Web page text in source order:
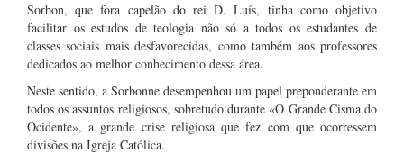
Sorbon, que fora capelão do rei D. Luís, tinha como objetivo
facilitar os estudos de teologia não só a todos os estudantes de
classes sociais mais desfavorecidas, como também aos professores
dedicados ao melhor conhecimento dessa área.
Neste sentido, a Sorbonne desempenhou um papel preponderante em
todos os assuntos religiosos, sobretudo durante «O Grande Cisma do
Ocidente», a grande crise religiosa que fez com que ocorressem
divisões na Igreja Católica.